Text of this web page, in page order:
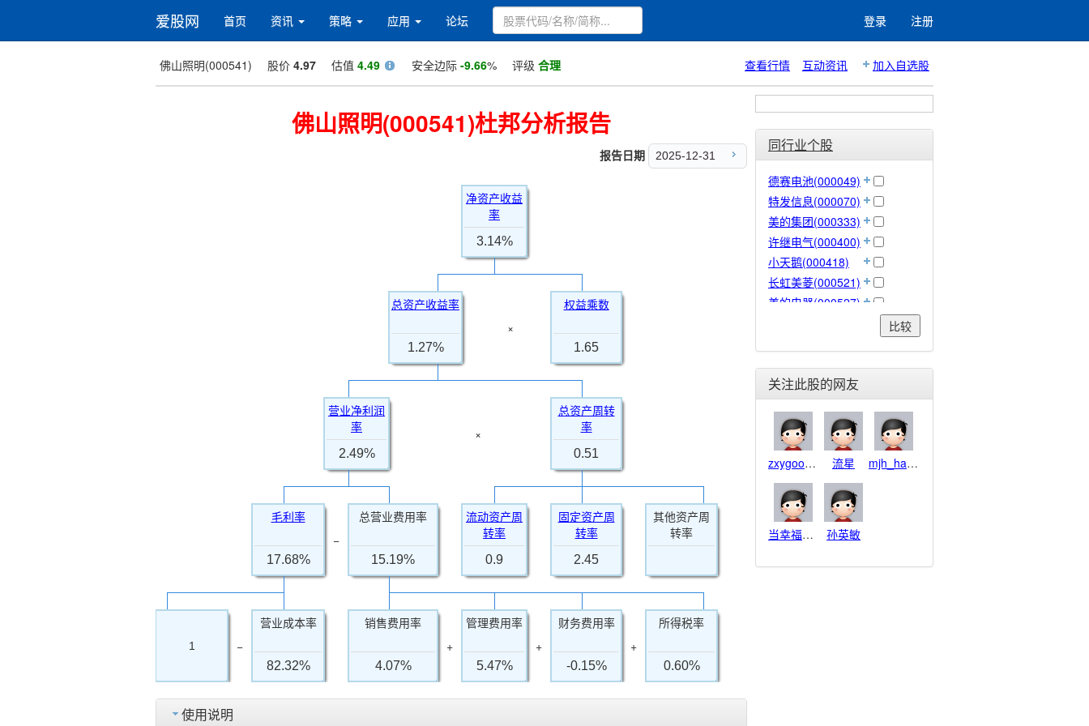
爱股网 首页 资讯 策略 应用 论坛 登录 注册
佛山照明(000541) 股价 4.97 估值 4.49 安全边际 -9.66% 评级 合理 查看行情 互动资讯 加入自选股
佛山照明(000541)杜邦分析报告
报告日期 2025-12-31
净资产收益
率
3.14%
总资产收益率
1.27%
×
权益乘数
1.65
营业净利润
率
2.49%
×
总资产周转
率
0.51
毛利率
17.68%
−
总营业费用率
15.19%
流动资产周
转率
0.9
固定资产周
转率
2.45
其他资产周
转率
1 −
营业成本率
82.32%
销售费用率
4.07%
+
管理费用率
5.47%
+
财务费用率
-0.15%
+
所得税率
0.60%
使用说明
同行业个股
德赛电池(000049)
特发信息(000070)
美的集团(000333)
许继电气(000400)
小天鹅(000418)
长虹美菱(000521)
美的电器(000527)
合金投资(000633)
格力电器(000651)
东方电子(000682)
金宇车城(000803)
银河生物(000806)
富通鑫茂(000836)
海信家电(000921)
佳电股份(000922)
德豪润达(002005)
思源电气(002028)
比较
关注此股的网友
zxygoodboy 流星 mjh_haha
当幸福来敲门 孙英敏